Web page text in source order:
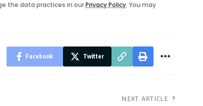
the data practices in ourPrivacy Policy. You may
Facebook Twitter
NEXT ARTICLE